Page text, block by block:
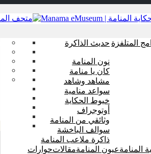
المتلفزة حديث الذاكرة
نون المنامة
كان يا منامة
مشاهد وشاهد
سواعد منامية
خيوط الحكاية
أوتوجراف
وثائقي من المنامة
سوالف الباخشة
ذاكرة ملاعب المنامة
المنامةعيون المنامةمقالاتحوارات